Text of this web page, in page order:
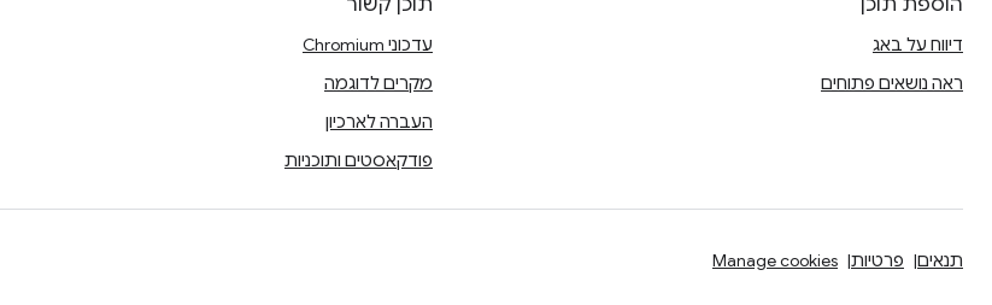
הוספת תוכן
דיווח על באג
ראה נושאים פתוחים
תוכן קשור
עדכוני Chromium
מקרים לדוגמה
העברה לארכיון
פודקאסטים ותוכניות
תנאים פרטיות Manage cookies